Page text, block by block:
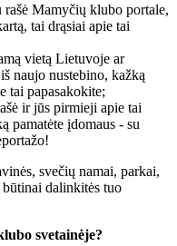
rašė Mamyčių klubo portale,
tai drąsiai apie tai
vietą Lietuvoje ar
naujo nustebino, kažką
tai papasakokite;
ir jūs pirmieji apie tai
pamatėte įdomaus - su
svečių namai, parkai,
dalinkitės tuo
svetainėje?